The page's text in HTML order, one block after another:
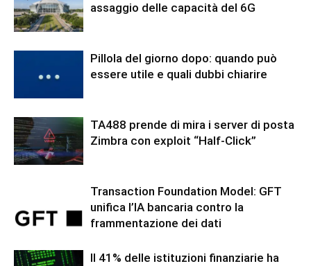
assaggio delle capacità del 6G
Pillola del giorno dopo: quando può
essere utile e quali dubbi chiarire
TA488 prende di mira i server di posta
Zimbra con exploit “Half-Click”
Transaction Foundation Model: GFT
unifica l’IA bancaria contro la
frammentazione dei dati
Il 41% delle istituzioni finanziarie ha